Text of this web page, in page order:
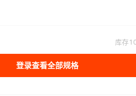
库存
登录查看全部规格